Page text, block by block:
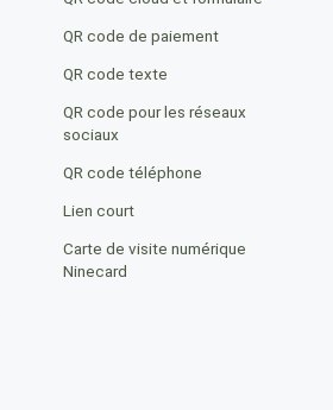
QR code de paiement
QR code texte
QR code pour les réseaux
sociaux
QR code téléphone
Lien court
Carte de visite numérique
Ninecard